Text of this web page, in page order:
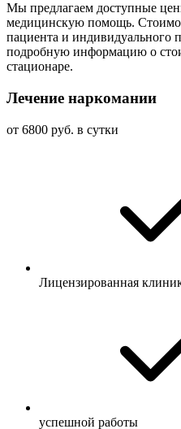
Мы предлагаем доступные
медицинскую помощь.
пациента и индивидуального
подробную информацию о
стационаре.
Лечение наркомании
от 6800 руб. в сутки
Лицензированная
успешной работы